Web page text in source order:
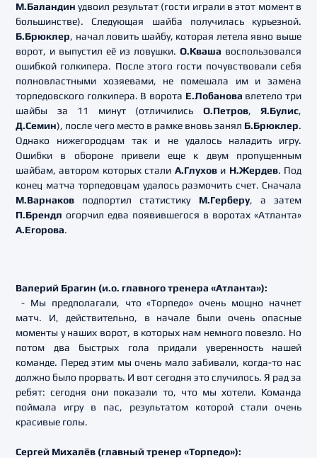
М.Баландинудвоил результат (гости играли в этот момент в
большинстве). Следующая шайба получилась курьезной.
Б.Брюклер, начал ловить шайбу, которая летела явно выше
ворот, и выпустил её из ловушки. О.Кваша воспользовался
ошибкой голкипера. После этого гости почувствовали себя
полновластными хозяевами, не помешала им и замена
торпедовского голкипера. В ворота Е.Лобанова влетело три
шайбы за 11 минут (отличились О.Петров, Я.Булис,
Д.Семин), после чего место в рамке вновь занял Б.Брюклер.
Однако нижегородцам так и не удалось наладить игру.
Ошибки в обороне привели еще к двум пропущенным
шайбам, автором которых стали А.Глухови Н.Жердев. Под
конец матча торпедовцам удалось размочить счет. Сначала
М.Варнаков подпортил статистику М.Герберу, а затем
П.Брендл огорчил едва появившегося в воротах «Атланта»
А.Егорова.
Валерий Брагин (и.о. главного тренера «Атланта»):
- Мы предполагали, что «Торпедо» очень мощно начнет
матч. И, действительно, в начале были очень опасные
моменты у наших ворот, в которых нам немного повезло. Но
потом два быстрых гола придали уверенность нашей
команде. Перед этим мы очень мало забивали, когда-то нас
должно было прорвать. И вот сегодня это случилось. Я рад за
ребят: сегодня они показали то, что мы хотели. Команда
поймала игру в пас, результатом которой стали очень
красивые голы.
Сергей Михалёв (главный тренер «Торпедо»):